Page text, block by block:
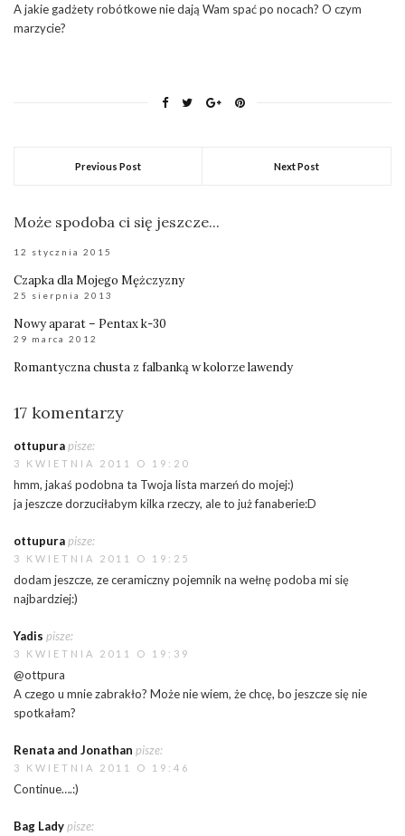
A jakie gadżety robótkowe nie dają Wam spać po nocach? O czym
marzycie?
Previous Post Next Post
Może spodoba ci się jeszcze...
12 stycznia 2015
Czapka dla Mojego Mężczyzny
25 sierpnia 2013
Nowy aparat – Pentax k-30
29 marca 2012
Romantyczna chusta z falbanką w kolorze lawendy
17 komentarzy
ottupurapisze:
3 KWIETNIA 2011 O 19:20
hmm, jakaś podobna ta Twoja lista marzeń do mojej:)
ja jeszcze dorzuciłabym kilka rzeczy, ale to już fanaberie:D
ottupurapisze:
3 KWIETNIA 2011 O 19:25
dodam jeszcze, ze ceramiczny pojemnik na wełnę podoba mi się
najbardziej:)
Yadis pisze:
3 KWIETNIA 2011 O 19:39
@ottpura
A czego u mnie zabrakło? Może nie wiem, że chcę, bo jeszcze się nie
spotkałam?
Renata and Jonathan pisze:
3 KWIETNIA 2011 O 19:46
Continue….:)
Bag Ladypisze: